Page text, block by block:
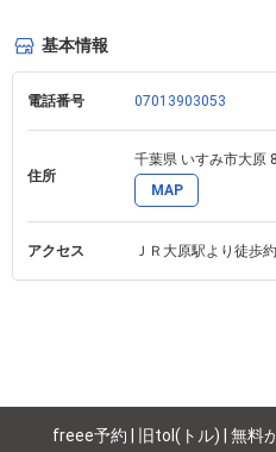
基本情報
電話番号 07013903053
住所
千葉県 いすみ市大原
MAP
アクセス ＪＲ大原駅より徒歩
freee予約 | 旧tol(トル) | 無料